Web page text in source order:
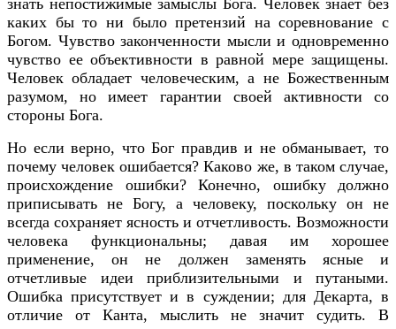
знать непостижимые замыслы Бога. Человек знает без
каких бы то ни было претензий на соревнование с
Богом. Чувство законченности мысли и одновременно
чувство ее объективности в равной мере защищены.
Человек обладает человеческим, а не Божественным
разумом, но имеет гарантии своей активности со
стороны Бога.
Но если верно, что Бог правдив и не обманывает, то
почему человек ошибается? Каково же, в таком случае,
происхождение ошибки? Конечно, ошибку должно
приписывать не Богу, а человеку, поскольку он не
всегда сохраняет ясность и отчетливость. Возможности
человека функциональны; давая им хорошее
применение, он не должен заменять ясные и
отчетливые идеи приблизительными и путаными.
Ошибка присутствует и в суждении; для Декарта, в
отличие от Канта, мыслить не значит судить. В